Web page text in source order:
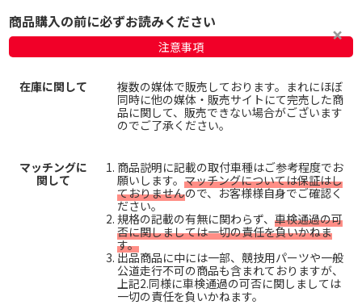
商品購入の前に必ずお読みください
注意事項
在庫に関して
複数の媒体で販売しております。まれにほぼ
同時に他の媒体・販売サイトにて完売した商
品に関して、販売できない場合がございます
のでご了承ください。
マッチングに
関して
商品説明に記載の取付車種はご参考程度でお
願いします。 マッチングについては保証はし
ておりませんので、お客様様自身でご確認く
ださい。
規格の記載の有無に関わらず、 車検通過の可
否に関しましては一切の責任を負いかねま
す。
出品商品に中には一部、競技用パーツや一般
公道走行不可の商品も含まれておりますが、
上記2.同様に車検通過の可否に関しましては
一切の責任を負いかねます。